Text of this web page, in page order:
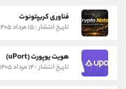
فناوری کریپتونوت
تاریخ انتشار : ۱۵ مرداد ۱۴۰۵
هویت یوپورت (uPort)
تاریخ انتشار : ۱۴ مرداد ۱۴۰۵